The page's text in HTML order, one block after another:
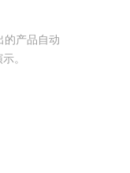
的产品自动
。